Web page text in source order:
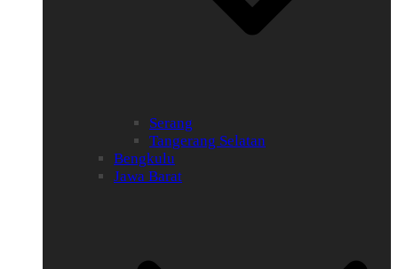
Serang
Tangerang Selatan
Bengkulu
Jawa Barat